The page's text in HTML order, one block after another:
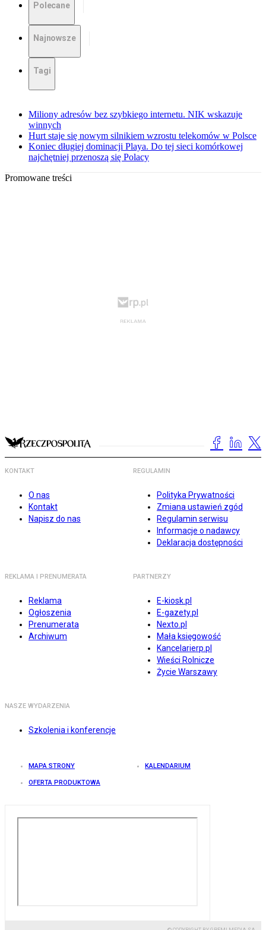
Polecane
Najnowsze
Tagi
Miliony adresów bez szybkiego internetu. NIK wskazuje
winnych
Hurt staje się nowym silnikiem wzrostu telekomów w Polsce
Koniec długiej dominacji Playa. Do tej sieci komórkowej
najchętniej przenoszą się Polacy
Promowane treści
KONTAKT
O nas
Kontakt
Napisz do nas
REGULAMIN
Polityka Prywatności
Zmiana ustawień zgód
Regulamin serwisu
Informacje o nadawcy
Deklaracja dostępności
REKLAMA I PRENUMERATA
Reklama
Ogłoszenia
Prenumerata
Archiwum
PARTNERZY
E-kiosk.pl
E-gazety.pl
Nexto.pl
Mała księgowość
Kancelarierp.pl
Wieści Rolnicze
Życie Warszawy
NASZE WYDARZENIA
Szkolenia i konferencje
MAPA STRONY KALENDARIUM
OFERTA PRODUKTOWA